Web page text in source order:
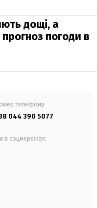
дощі, а
погоди в
телефону:
044 390 5077
в соцмережах: